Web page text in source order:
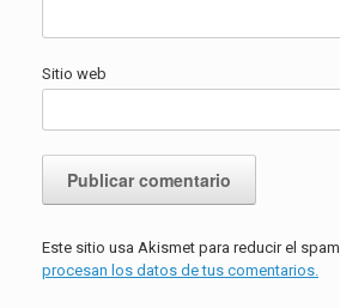
Sitio web
Este sitio usa Akismet para reducir el spam.
procesan los datos de tus comentarios.